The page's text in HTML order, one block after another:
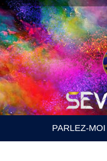
PARLEZ-